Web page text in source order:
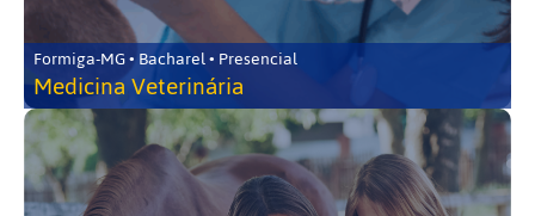
Formiga-MG • Bacharel • Presencial
Medicina Veterinária